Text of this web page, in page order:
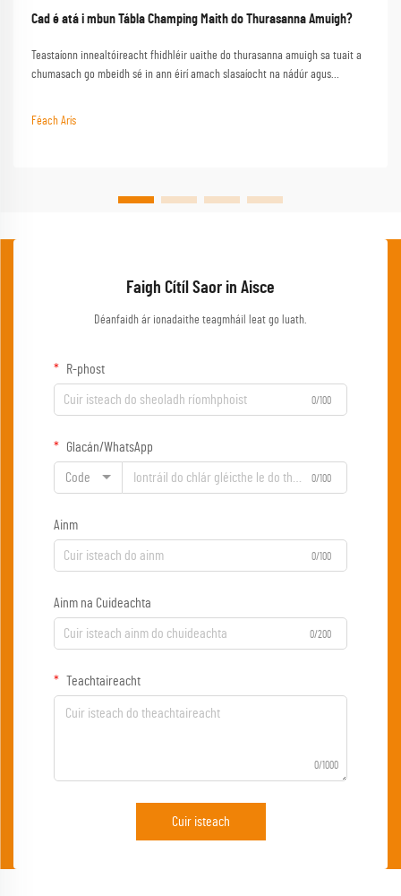
Cad é atá i mbun Tábla Champing Maith do Thurasanna Amuigh?
Teastaíonn innealtóireacht fhidhléir uaithe do thurasanna amuigh sa tuait a
chumasach go mbeidh sé in ann éirí amach slasaíocht na nádúr agus
Féach Arís
Faigh Cítíl Saor in Aisce
Déanfaidh ár ionadaithe teagmháil leat go luath.
R-phost
0/100
Glacán/WhatsApp
Code 0/100
Ainm
0/100
Ainm na Cuideachta
0/200
Teachtaireacht
0/1000
Cuir isteach